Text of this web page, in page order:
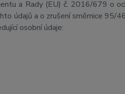
a Rady (EU) č. 2016/679 o
údajů a o zrušení směrnice 95/
osobní údaje: